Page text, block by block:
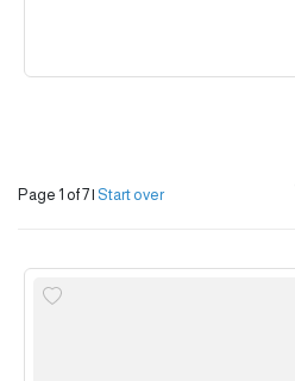
Page 1 of 7| Start over